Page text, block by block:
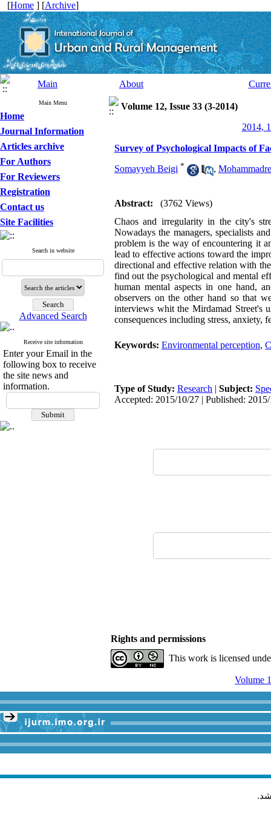
[Home ] [Archive]
Main About
Main Menu
Home
Journal Information
Articles archive
For Authors
For Reviewers
Registration
Contact us
Site Facilities
Search in website
Advanced Search
Receive site information
Enter your Email in the
following box to receive
the site news and
information.
Volume 12, Issue 33 (3-2014)
2014,
Survey of Psychological Impacts of
Somayyeh Beigi * ,
Abstract:
(3762 Views)
Chaos and irregularity in the city's
Nowadays the managers, specialists
problem is the way of encountering it
lead to effective actions toward the
directional and effective relation with
find out the psychological and mental
human mental aspects in one hand,
observers on the other hand so that
interviews whit the Mirdamad Street's
consequences including stress, anxiety,
Keywords: Environmental perception,
Type of Study: Research | Subject:
Accepted: 2015/10/27 | Published:
Rights and permissions
This work is licensed
Volume
.